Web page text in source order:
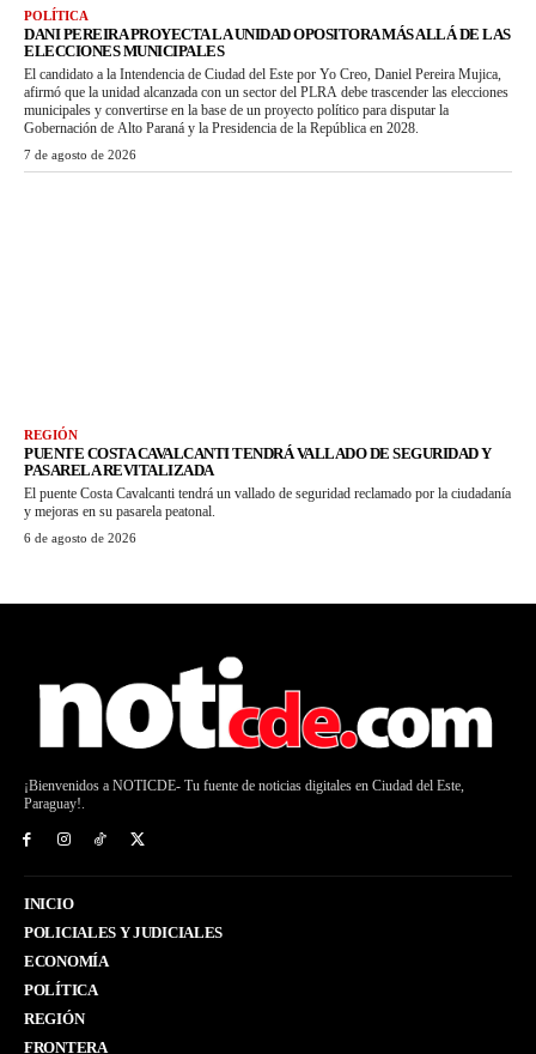
POLÍTICA
DANI PEREIRA PROYECTA LA UNIDAD OPOSITORA MÁS ALLÁ DE LAS
ELECCIONES MUNICIPALES
El candidato a la Intendencia de Ciudad del Este por Yo Creo, Daniel Pereira Mujica,
afirmó que la unidad alcanzada con un sector del PLRA debe trascender las elecciones
municipales y convertirse en la base de un proyecto político para disputar la
Gobernación de Alto Paraná y la Presidencia de la República en 2028.
7 de agosto de 2026
REGIÓN
PUENTE COSTA CAVALCANTI TENDRÁ VALLADO DE SEGURIDAD Y
PASARELA REVITALIZADA
El puente Costa Cavalcanti tendrá un vallado de seguridad reclamado por la ciudadanía
y mejoras en su pasarela peatonal.
6 de agosto de 2026
¡Bienvenidos a NOTICDE- Tu fuente de noticias digitales en Ciudad del Este,
Paraguay!.
INICIO
POLICIALES Y JUDICIALES
ECONOMÍA
POLÍTICA
REGIÓN
FRONTERA